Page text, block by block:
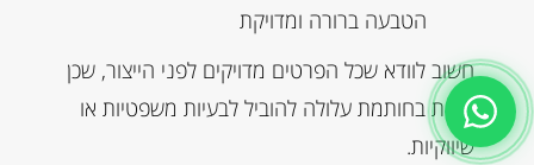
הטבעה ברורה ומדויקת
חשוב לוודא שכל הפרטים מדויקים לפני הייצור, שכן
טעות בחותמת עלולה להוביל לבעיות משפטיות או
שיווקיות.